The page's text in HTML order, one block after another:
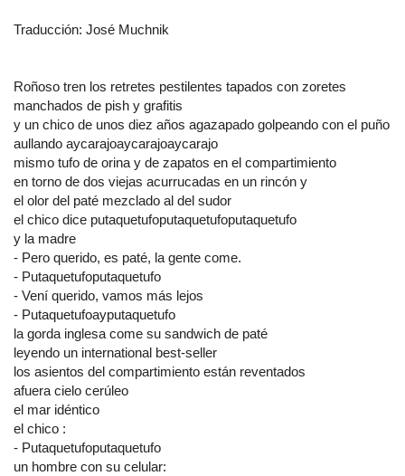
Traducción: José Muchnik
Roñoso tren los retretes pestilentes tapados con zoretes
manchados de pish y grafitis
y un chico de unos diez años agazapado golpeando con el puño
aullando aycarajoaycarajoaycarajo
mismo tufo de orina y de zapatos en el compartimiento
en torno de dos viejas acurrucadas en un rincón y
el olor del paté mezclado al del sudor
el chico dice putaquetufoputaquetufoputaquetufo
y la madre
- Pero querido, es paté, la gente come.
- Putaquetufoputaquetufo
- Vení querido, vamos más lejos
- Putaquetufoayputaquetufo
la gorda inglesa come su sandwich de paté
leyendo un international best-seller
los asientos del compartimiento están reventados
afuera cielo cerúleo
el mar idéntico
el chico :
- Putaquetufoputaquetufo
un hombre con su celular: